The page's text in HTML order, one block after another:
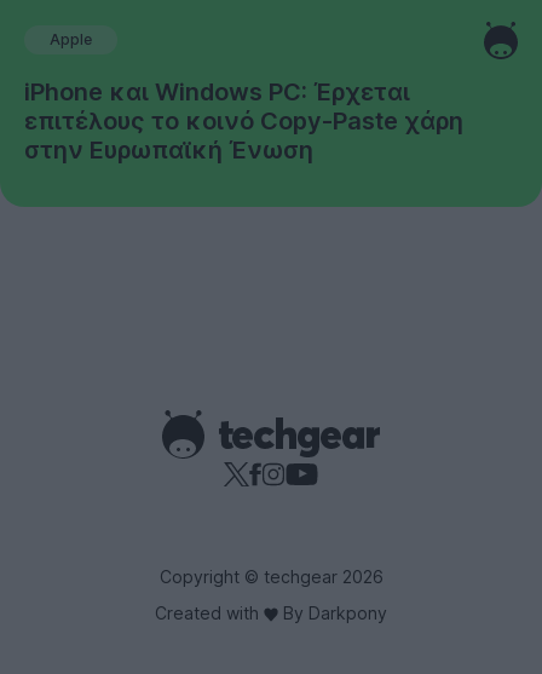
Apple
iPhone και Windows PC: Έρχεται
επιτέλους το κοινό Copy-Paste χάρη
στην Ευρωπαϊκή Ένωση
Copyright © techgear 2026
Created with
By Darkpony